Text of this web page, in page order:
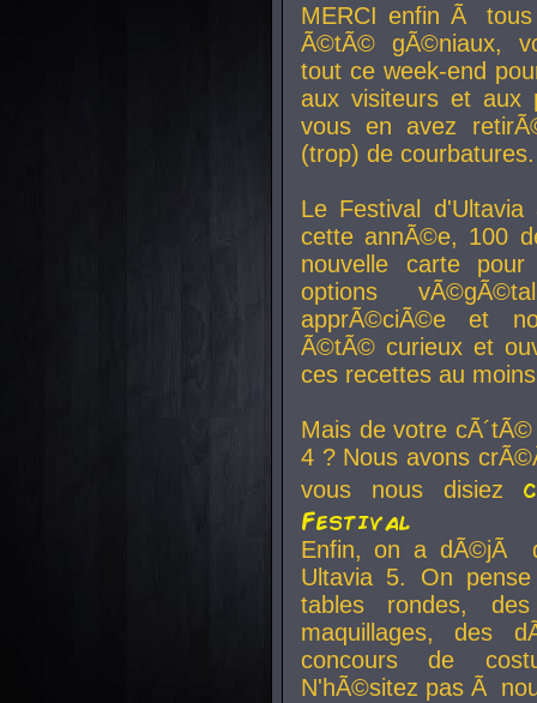
MERCI enfin Ã
Ã©tÃ© gÃ©niaux,
tout ce week-end
aux visiteurs et aux
vous en avez
(trop) de courbatures.
Le Festival
cette annÃ©e, 100
nouvelle carte
options
apprÃ©ciÃ©e et
Ã©tÃ© curieux et
ces recettes au
Mais de votre
4 ? Nous avons
vous nous disiez
Festival
Enfin, on a dÃ©jÃ
Ultavia 5. On
tables rondes,
maquillages, des
concours de
N'hÃ©sitez pas Ã